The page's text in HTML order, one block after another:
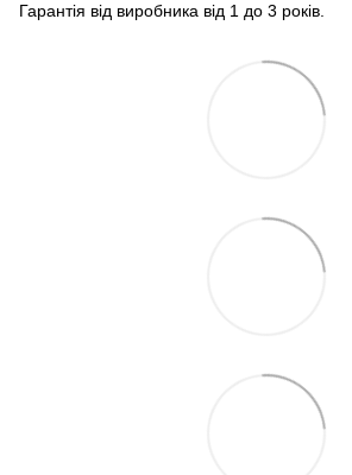
Гарантія від виробника від 1 до 3 років.